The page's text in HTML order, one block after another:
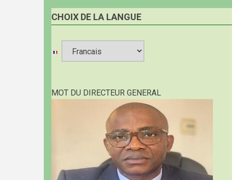
CHOIX DE LA LANGUE
language
MOT DU DIRECTEUR GENERAL